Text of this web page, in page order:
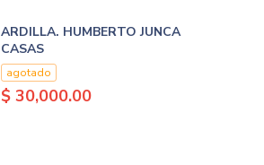
ARDILLA. HUMBERTO JUNCA
CASAS
agotado
$ 30,000.00